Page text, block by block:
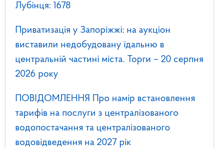
Лубінця: 1678
Приватизація у Запоріжжі: на аукціон
виставили недобудовану їдальню в
центральній частині міста. Торги – 20 серпня
2026 року
ПОВІДОМЛЕННЯ Про намір встановлення
тарифів на послуги з централізованого
водопостачання та централізованого
водовідведення на 2027 рік